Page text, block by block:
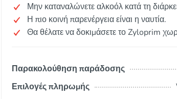
Μην καταναλώνετε αλκοόλ κατά τη
Η πιο κοινή παρενέργεια είναι η ναυτία.
Θα θέλατε να δοκιμάσετε το Zyloprim
Παρακολούθηση παράδοσης
Επιλογές πληρωμής